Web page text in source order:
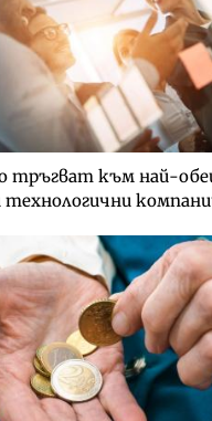
тръгват към най-
технологични